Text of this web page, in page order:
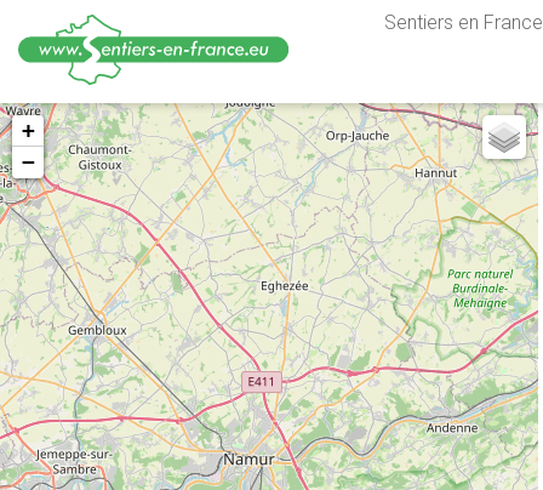
Aller
au
contenu
principal
Sentiers en
+
−